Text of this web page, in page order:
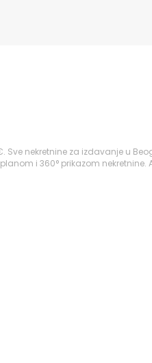
Sve nekretnine za izdavanje u
i 360° prikazom nekretnine.